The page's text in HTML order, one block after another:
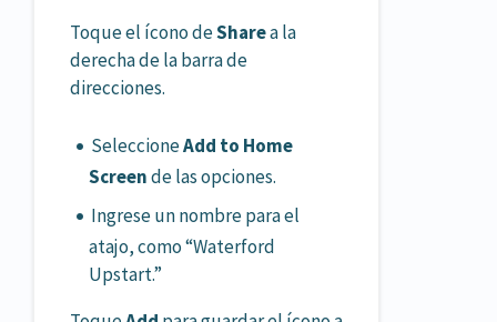
Toque el ícono deSharea la
derecha de la barra de
direcciones.
SeleccioneAdd to Home
Screende las opciones.
Ingrese un nombre para el
atajo, como “Waterford
Upstart.”